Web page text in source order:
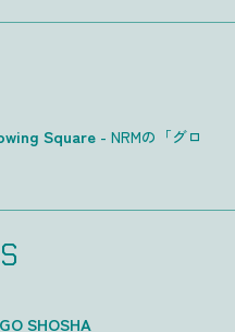
Square - NRMの「グロ
SHOSHA